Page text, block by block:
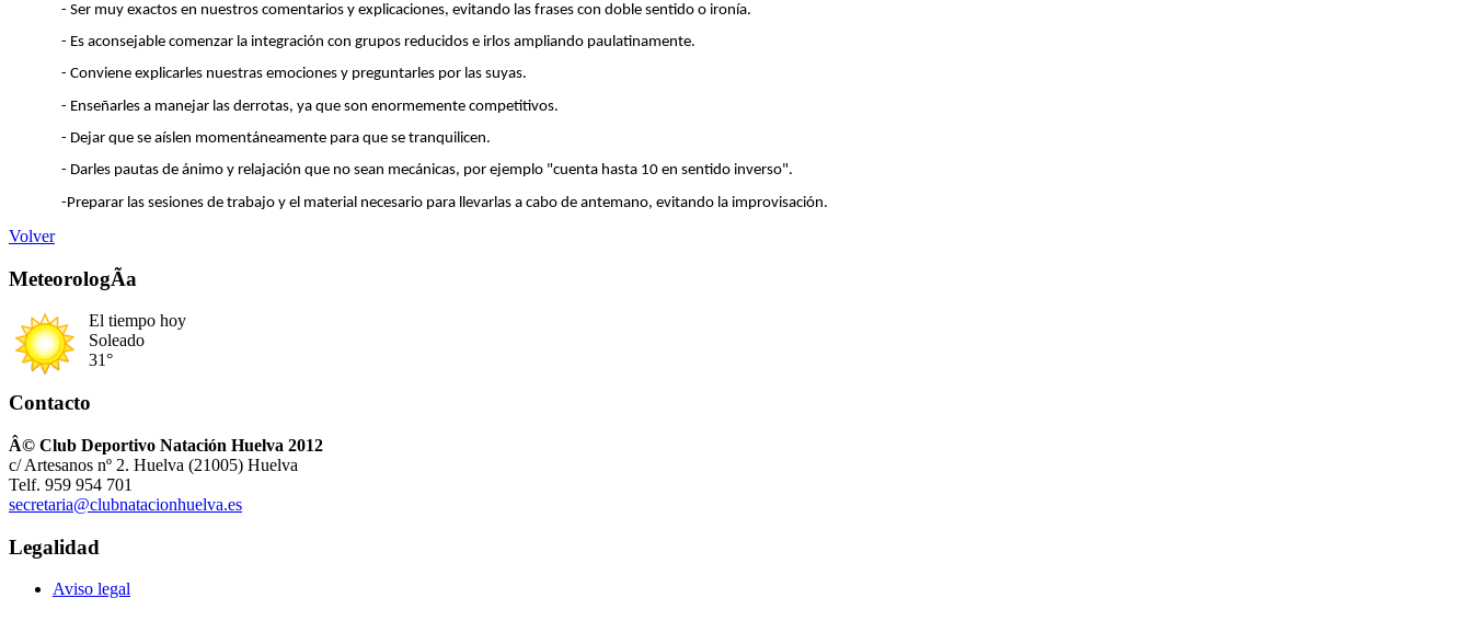
- Ser muy exactos en nuestros comentarios y explicaciones, evitando las frases con doble sentido o ironía.
- Es aconsejable comenzar la integración con grupos reducidos e irlos ampliando paulatinamente.
- Conviene explicarles nuestras emociones y preguntarles por las suyas.
- Enseñarles a manejar las derrotas, ya que son enormemente competitivos.
- Dejar que se aíslen momentáneamente para que se tranquilicen.
- Darles pautas de ánimo y relajación que no sean mecánicas, por ejemplo "cuenta hasta 10 en sentido inverso".
-Preparar las sesiones de trabajo y el material necesario para llevarlas a cabo de antemano, evitando la improvisación.
Volver
MeteorologÃ­a
El tiempo hoy
Soleado
31°
Contacto
Â© Club Deportivo Natación Huelva 2012
c/ Artesanos nº 2. Huelva (21005) Huelva
Telf. 959 954 701
secretaria@clubnatacionhuelva.es
Legalidad
Aviso legal